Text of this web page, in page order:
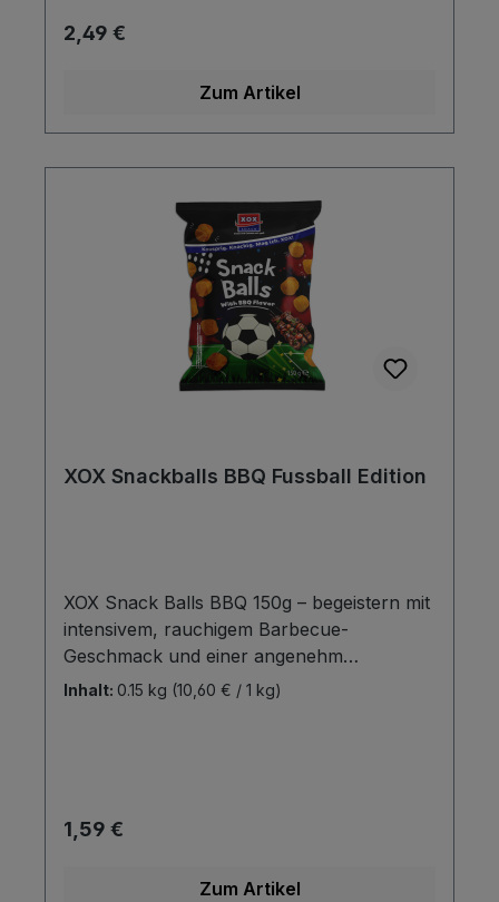
perfekte Snack für jedes Public Viewing!
Regulärer Preis:
2,49 €
Zum Artikel
XOX Snackballs BBQ Fussball Edition
XOX Snack Balls BBQ 150g – begeistern mit
intensivem, rauchigem Barbecue-
Geschmack und einer angenehm
knusprigen Textur.Die ausgewogene
Inhalt: 0.15 kg (10,60 € / 1 kg)
Regulärer Preis:
1,59 €
Zum Artikel